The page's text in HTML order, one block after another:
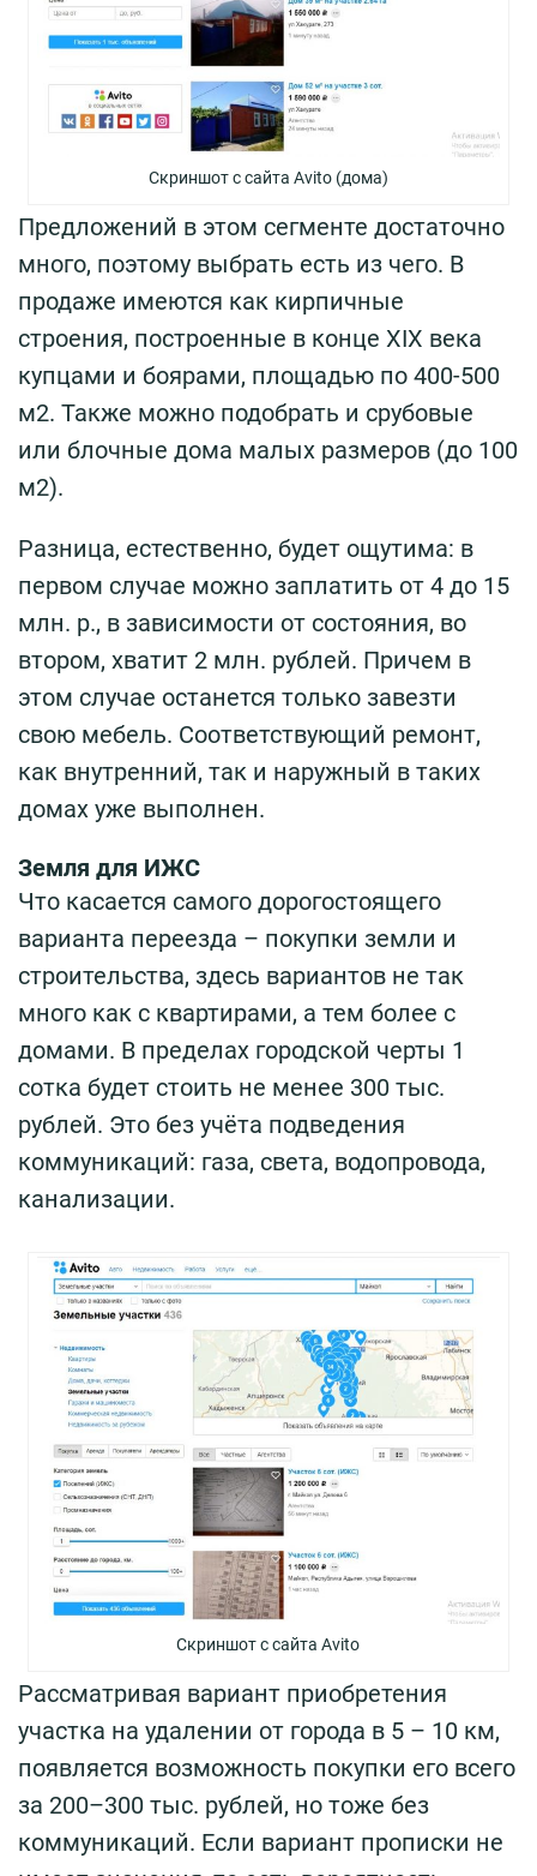
Скриншот с сайта Avito (дома)
Предложений в этом сегменте достаточно
много, поэтому выбрать есть из чего. В
продаже имеются как кирпичные
строения, построенные в конце XIX века
купцами и боярами, площадью по 400-500
м2. Также можно подобрать и срубовые
или блочные дома малых размеров (до 100
м2).
Разница, естественно, будет ощутима: в
первом случае можно заплатить от 4 до 15
млн. р., в зависимости от состояния, во
втором, хватит 2 млн. рублей. Причем в
этом случае останется только завезти
свою мебель. Соответствующий ремонт,
как внутренний, так и наружный в таких
домах уже выполнен.
Земля для ИЖС
Что касается самого дорогостоящего
варианта переезда – покупки земли и
строительства, здесь вариантов не так
много как с квартирами, а тем более с
домами. В пределах городской черты 1
сотка будет стоить не менее 300 тыс.
рублей. Это без учёта подведения
коммуникаций: газа, света, водопровода,
канализации.
Скриншот с сайта Avito
Рассматривая вариант приобретения
участка на удалении от города в 5 – 10 км,
появляется возможность покупки его всего
за 200–300 тыс. рублей, но тоже без
коммуникаций. Если вариант прописки не